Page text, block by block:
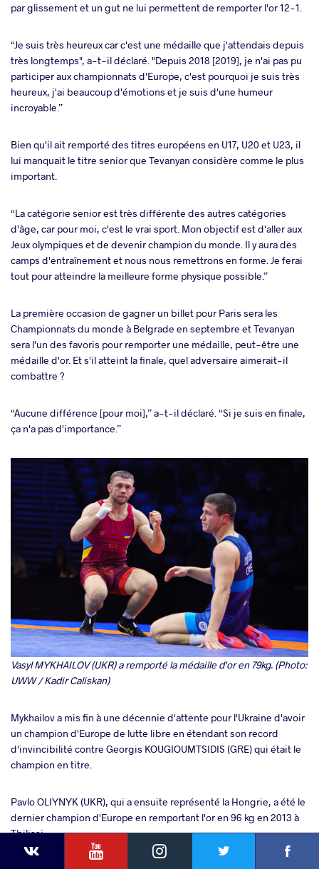
YouTubeInstagram
par glissement et un gut ne lui permettent de remporter l'or 12-1.
“Je suis très heureux car c'est une médaille que j'attendais depuis
très longtemps", a-t-il déclaré. "Depuis 2018 [2019], je n'ai pas pu
participer aux championnats d'Europe, c'est pourquoi je suis très
heureux, j'ai beaucoup d'émotions et je suis d'une humeur
incroyable.”
Bien qu'il ait remporté des titres européens en U17, U20 et U23, il
lui manquait le titre senior que Tevanyan considère comme le plus
important.
“La catégorie senior est très différente des autres catégories
d'âge, car pour moi, c'est le vrai sport. Mon objectif est d'aller aux
Jeux olympiques et de devenir champion du monde. Il y aura des
camps d'entraînement et nous nous remettrons en forme. Je ferai
tout pour atteindre la meilleure forme physique possible.”
La première occasion de gagner un billet pour Paris sera les
Championnats du monde à Belgrade en septembre et Tevanyan
sera l'un des favoris pour remporter une médaille, peut-être une
médaille d'or. Et s'il atteint la finale, quel adversaire aimerait-il
combattre ?
“Aucune différence [pour moi],” a-t-il déclaré. “Si je suis en finale,
ça n'a pas d'importance.”
Vasyl MYKHAILOV (UKR) a remporté la médaille d'or en 79kg. (Photo:
UWW / Kadir Caliskan)
Mykhailov a mis fin à une décennie d'attente pour l'Ukraine d'avoir
un champion d'Europe de lutte libre en étendant son record
d'invincibilité contre Georgis KOUGIOUMTSIDIS (GRE) qui était le
champion en titre.
Pavlo OLIYNYK (UKR), qui a ensuite représenté la Hongrie, a été le
dernier champion d'Europe en remportant l'or en 96 kg en 2013 à
Tbilissi.